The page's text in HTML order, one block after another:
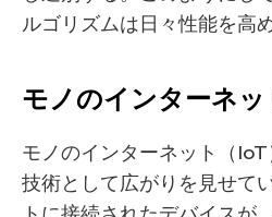
ルゴリズムは日々性能を高
モノのインターネッ
モノのインターネット（
技術として広がりを見せて